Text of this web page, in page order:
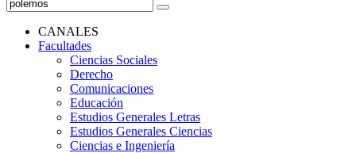
CANALES
Facultades
Ciencias Sociales
Derecho
Comunicaciones
Educación
Estudios Generales Letras
Estudios Generales Ciencias
Ciencias e Ingeniería